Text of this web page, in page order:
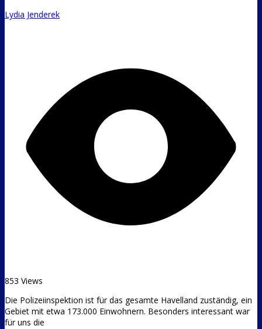
Lydia Jenderek
853 Views
Die Polizeiinspektion ist für das gesamte Havelland zuständig, ein
Gebiet mit etwa 173.000 Einwohnern. Besonders interessant war
für uns die